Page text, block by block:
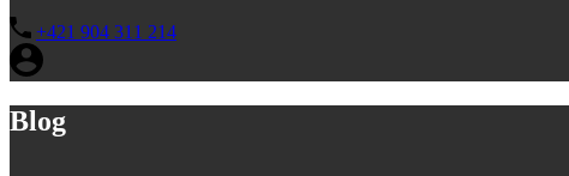
+421 904 311 214
Blog